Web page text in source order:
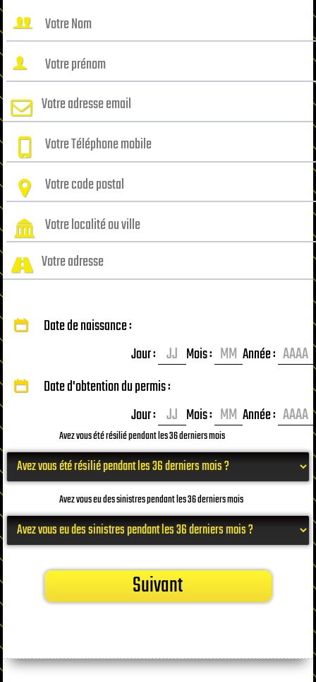
Date de naissance :
Jour :
Mois :
Année :
Date d'obtention du permis :
Jour :
Mois : Année :
Avez vous été résilié pendant les 36 derniers mois
Avez vous eu des sinistres pendant les 36 derniers mois
Suivant